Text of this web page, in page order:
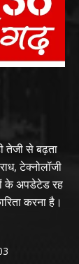
तेजी से बढ़ता
टेक्नोलॉजी
के अपडेटेड रह
करना है।